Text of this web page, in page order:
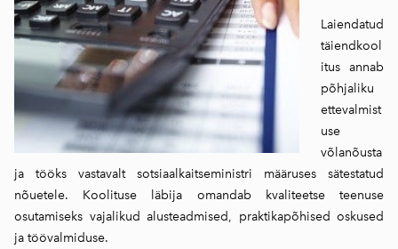
Laiendatud
täiendkool
itus annab
põhjaliku
ettevalmist
use
võlanõusta
ja tööks vastavalt sotsiaalkaitseministri määruses sätestatud
nõuetele. Koolituse läbija omandab kvaliteetse teenuse
osutamiseks vajalikud alusteadmised, praktikapõhised oskused
ja töövalmiduse.